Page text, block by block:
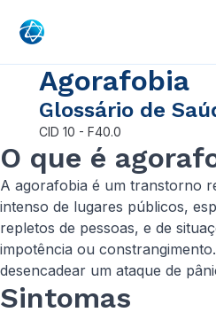
Agorafobia
Glossário de
CID 10 - F40.0
O que é
A agorafobia é um transtorno
intenso de lugares públicos,
repletos de pessoas, e de
impotência ou
desencadear um ataque de
Sintomas